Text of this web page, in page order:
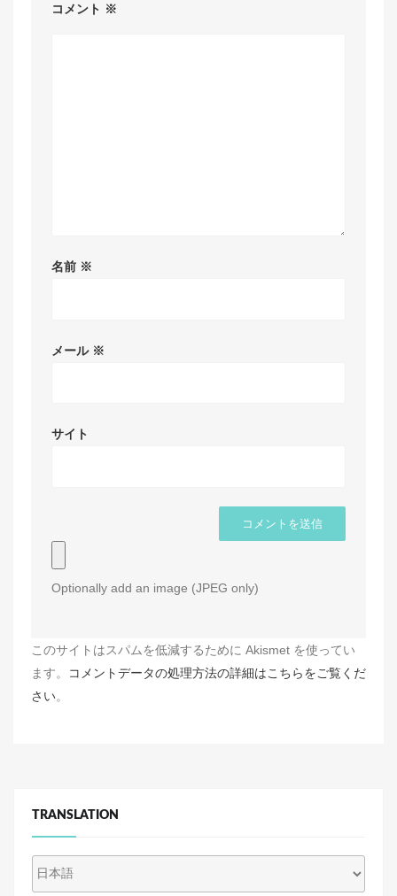
コメント ※
名前 ※
メール ※
サイト
Optionally add an image (JPEG only)
このサイトはスパムを低減するために Akismet を使ってい
ます。
コメントデータの処理方法の詳細はこちらをご覧くだ
さい。
TRANSLATION